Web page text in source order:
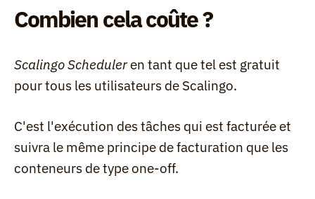
Combien cela coûte ?
Scalingo Scheduler en tant que tel est gratuit
pour tous les utilisateurs de Scalingo.
C'est l'exécution des tâches qui est facturée et
suivra le même principe de facturation que les
conteneurs de type one-off.